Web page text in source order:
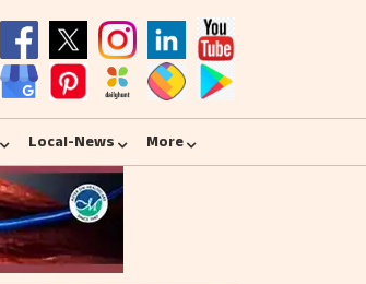
Local-News More